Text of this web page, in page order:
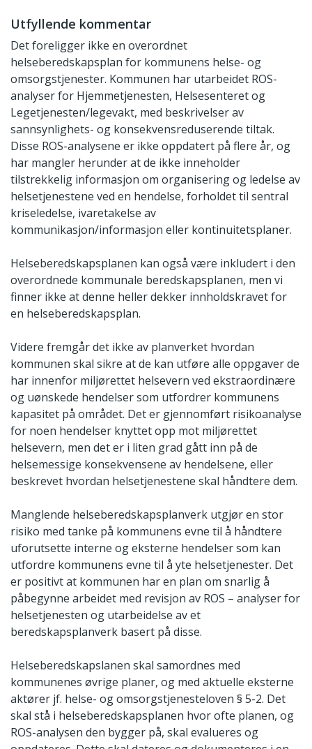
Utfyllende kommentar
Det foreligger ikke en overordnet
helseberedskapsplan for kommunens helse- og
omsorgstjenester. Kommunen har utarbeidet ROS-
analyser for Hjemmetjenesten, Helsesenteret og
Legetjenesten/legevakt, med beskrivelser av
sannsynlighets- og konsekvensreduserende tiltak.
Disse ROS-analysene er ikke oppdatert på flere år, og
har mangler herunder at de ikke inneholder
tilstrekkelig informasjon om organisering og ledelse av
helsetjenestene ved en hendelse, forholdet til sentral
kriseledelse, ivaretakelse av
kommunikasjon/informasjon eller kontinuitetsplaner.
Helseberedskapsplanen kan også være inkludert i den
overordnede kommunale beredskapsplanen, men vi
finner ikke at denne heller dekker innholdskravet for
en helseberedskapsplan.
Videre fremgår det ikke av planverket hvordan
kommunen skal sikre at de kan utføre alle oppgaver de
har innenfor miljørettet helsevern ved ekstraordinære
og uønskede hendelser som utfordrer kommunens
kapasitet på området. Det er gjennomført risikoanalyse
for noen hendelser knyttet opp mot miljørettet
helsevern, men det er i liten grad gått inn på de
helsemessige konsekvensene av hendelsene, eller
beskrevet hvordan helsetjenestene skal håndtere dem.
Manglende helseberedskapsplanverk utgjør en stor
risiko med tanke på kommunens evne til å håndtere
uforutsette interne og eksterne hendelser som kan
utfordre kommunens evne til å yte helsetjenester. Det
er positivt at kommunen har en plan om snarlig å
påbegynne arbeidet med revisjon av ROS – analyser for
helsetjenesten og utarbeidelse av et
beredskapsplanverk basert på disse.
Helseberedskapslanen skal samordnes med
kommunenes øvrige planer, og med aktuelle eksterne
aktører jf. helse- og omsorgstjenesteloven § 5-2. Det
skal stå i helseberedskapsplanen hvor ofte planen, og
ROS-analysen den bygger på, skal evalueres og